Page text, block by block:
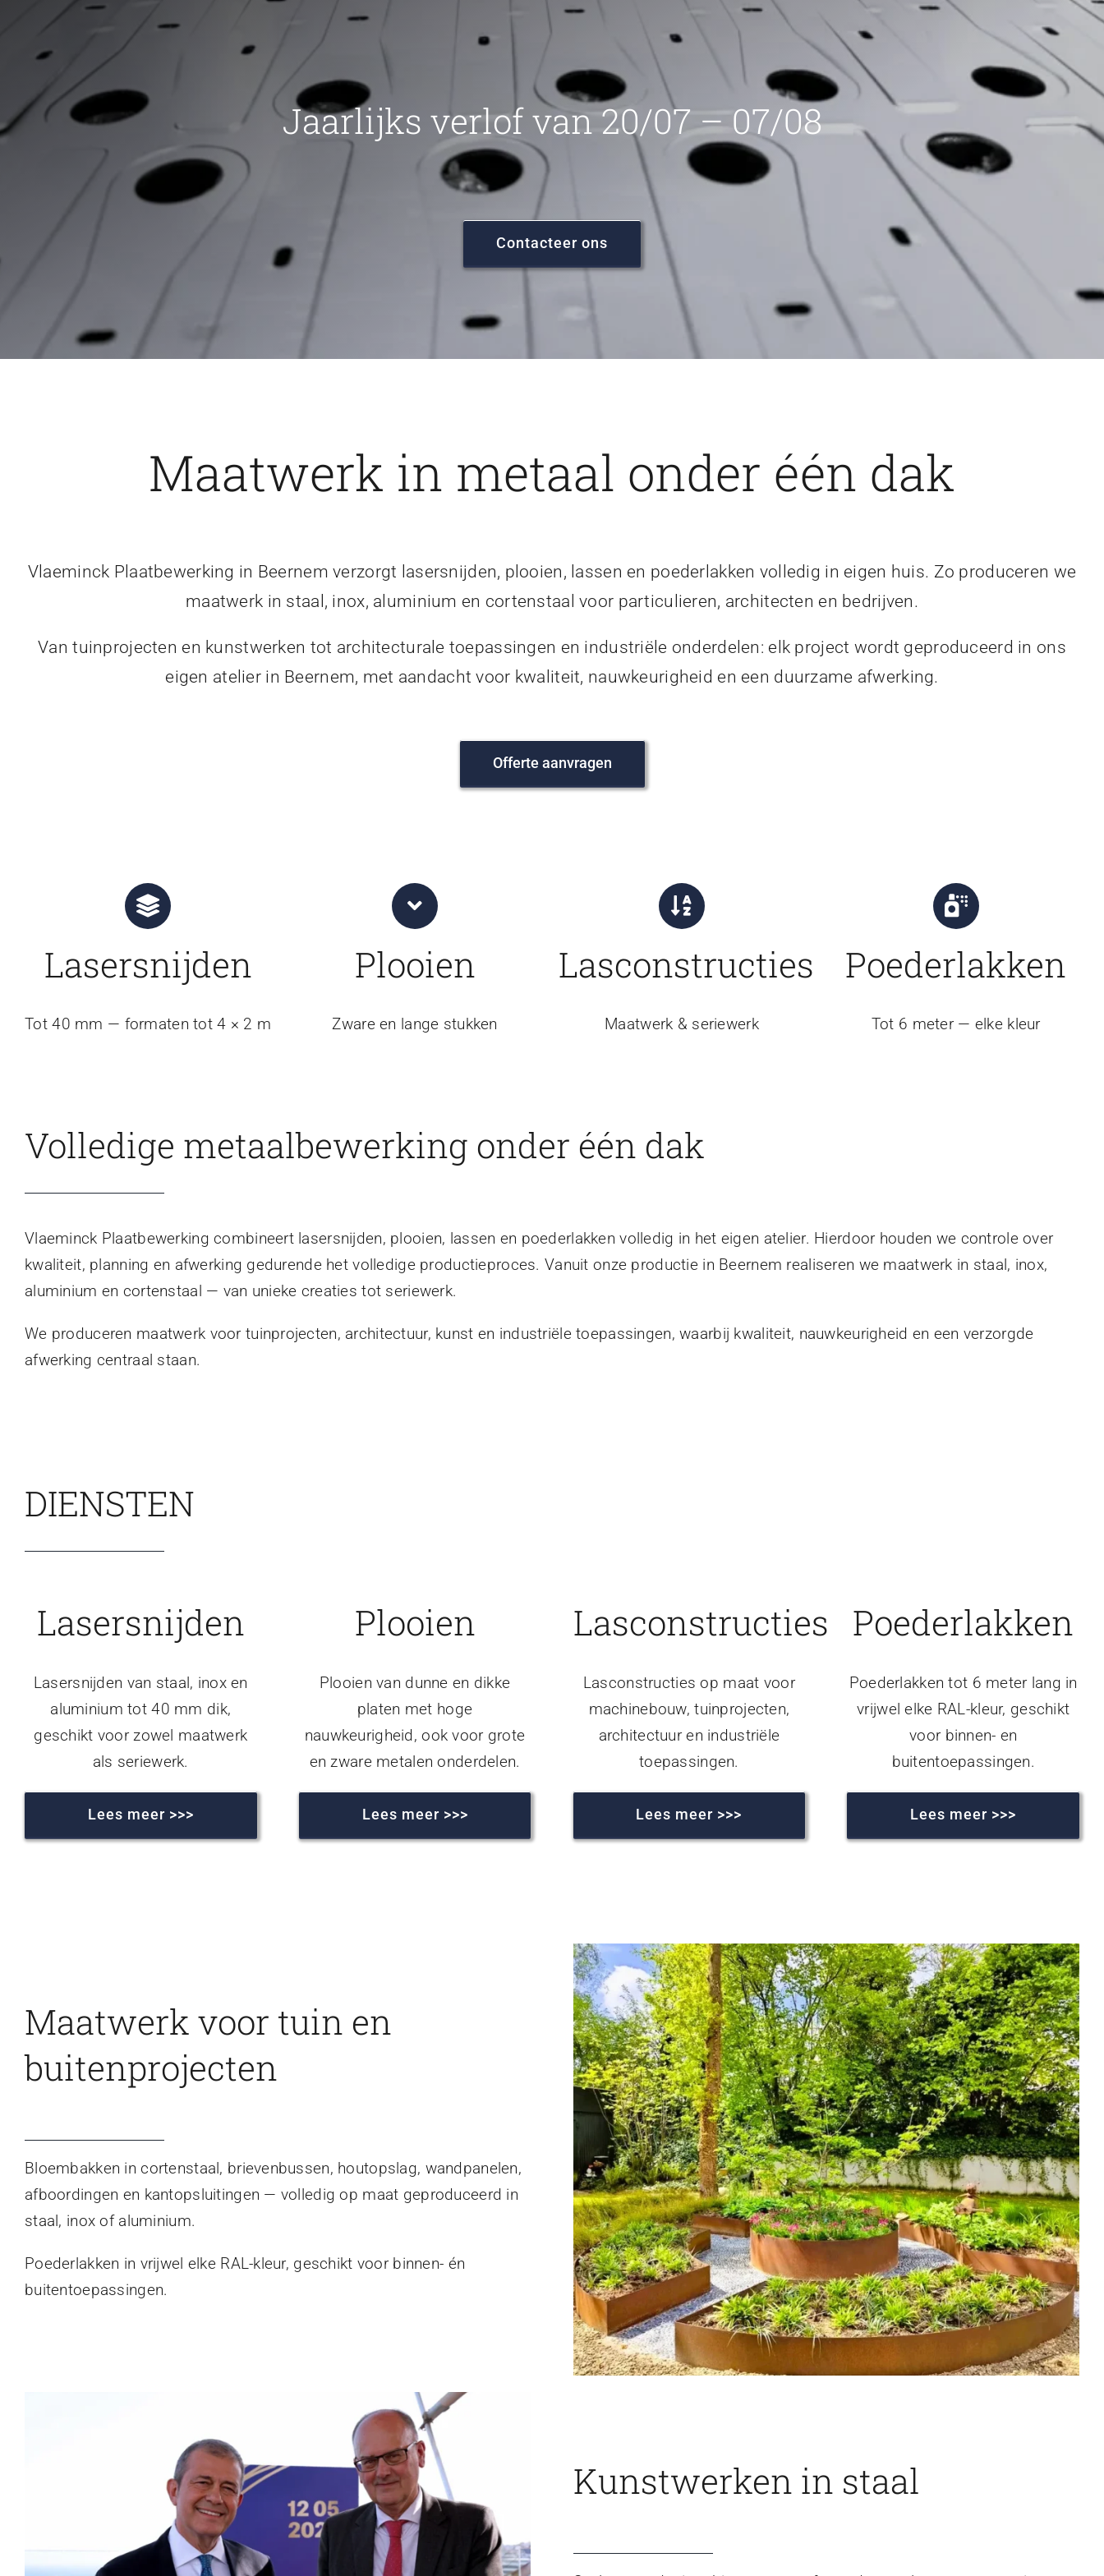
Jaarlijks verlof van 20/07 – 07/08
Contacteer ons
Maatwerk in metaal onder één dak
Vlaeminck Plaatbewerking in Beernem verzorgt lasersnijden, plooien, lassen en poederlakken volledig in eigen huis. Zo produceren we
maatwerk in staal, inox, aluminium en cortenstaal voor particulieren, architecten en bedrijven.
Van tuinprojecten en kunstwerken tot architecturale toepassingen en industriële onderdelen: elk project wordt geproduceerd in ons
eigen atelier in Beernem, met aandacht voor kwaliteit, nauwkeurigheid en een duurzame afwerking.
Offerte aanvragen
Lasersnijden
Tot 40 mm — formaten tot 4 × 2 m
Plooien
Zware en lange stukken
Lasconstructies
Maatwerk & seriewerk
Poederlakken
Tot 6 meter — elke kleur
Volledige metaalbewerking onder één dak
Vlaeminck Plaatbewerking combineert lasersnijden, plooien, lassen en poederlakken volledig in het eigen atelier. Hierdoor houden we controle over
kwaliteit, planning en afwerking gedurende het volledige productieproces. Vanuit onze productie in Beernem realiseren we maatwerk in staal, inox,
aluminium en cortenstaal — van unieke creaties tot seriewerk.
We produceren maatwerk voor tuinprojecten, architectuur, kunst en industriële toepassingen, waarbij kwaliteit, nauwkeurigheid en een verzorgde
afwerking centraal staan.
DIENSTEN
Lasersnijden
Lasersnijden van staal, inox en
aluminium tot 40 mm dik,
geschikt voor zowel maatwerk
als seriewerk.
Lees meer >>>
Plooien
Plooien van dunne en dikke
platen met hoge
nauwkeurigheid, ook voor grote
en zware metalen onderdelen.
Lees meer >>>
Lasconstructies
Lasconstructies op maat voor
machinebouw, tuinprojecten,
architectuur en industriële
toepassingen.
Lees meer >>>
Poederlakken
Poederlakken tot 6 meter lang in
vrijwel elke RAL-kleur, geschikt
voor binnen- en
buitentoepassingen.
Lees meer >>>
Maatwerk voor tuin en
buitenprojecten
Bloembakken in cortenstaal, brievenbussen, houtopslag, wandpanelen,
afboordingen en kantopsluitingen — volledig op maat geproduceerd in
staal, inox of aluminium.
Poederlakken in vrijwel elke RAL-kleur, geschikt voor binnen- én
buitentoepassingen.
Kunstwerken in staal